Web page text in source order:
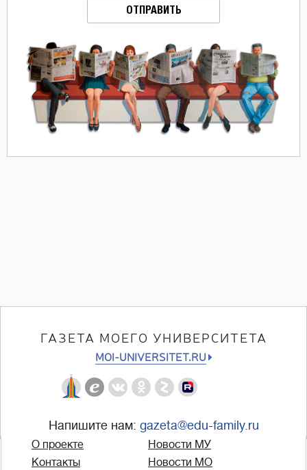
ОТПРАВИТЬ
ГАЗЕТА МОЕГО УНИВЕРСИТЕТА
MOI-UNIVERSITET.RU
Напишите нам: gazeta@edu-family.ru
О проекте
Контакты
Новости МУ
Новости МО